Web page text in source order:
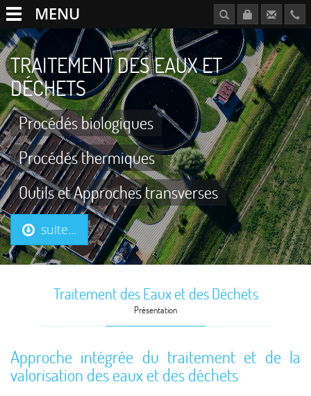
MENU
TRAITEMENT DES EAUX ET
DÉCHETS
Procédés biologiques
Procédés thermiques
Outils et Approches transverses
suite...
Traitement des Eaux et des Déchets
Présentation
Approche intégrée du traitement et de la
valorisation des eaux et des déchets